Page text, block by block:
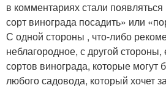
в комментариях стали
сорт винограда посадить» или
С одной стороны , что-либо
неблагородное, с другой
сортов винограда, которые могут
любого садовода, который хочет